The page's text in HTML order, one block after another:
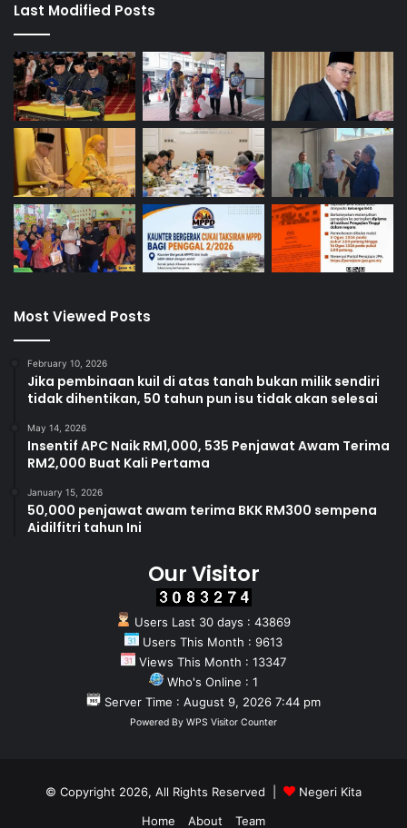
a
n
Last Modified Posts
Most Viewed Posts
February 10, 2026
Jika pembinaan kuil di atas tanah bukan milik sendiri
tidak dihentikan, 50 tahun pun isu tidak akan selesai
May 14, 2026
Insentif APC Naik RM1,000, 535 Penjawat Awam Terima
RM2,000 Buat Kali Pertama
January 15, 2026
50,000 penjawat awam terima BKK RM300 sempena
Aidilfitri tahun Ini
Our Visitor
Users Last 30 days : 43869
Users This Month : 9613
Views This Month : 13347
Who's Online : 1
Server Time : August 9, 2026 7:44 pm
Powered By WPS Visitor Counter
© Copyright 2026, All Rights Reserved |
Negeri Kita
Home
About Team